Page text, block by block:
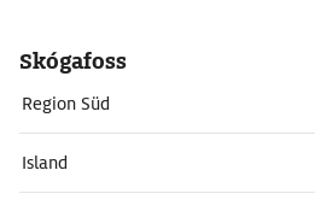
Skógafoss
Region Süd
Island